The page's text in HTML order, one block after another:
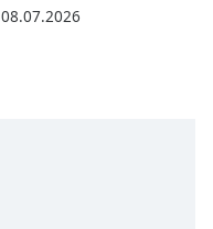
08.07.2026